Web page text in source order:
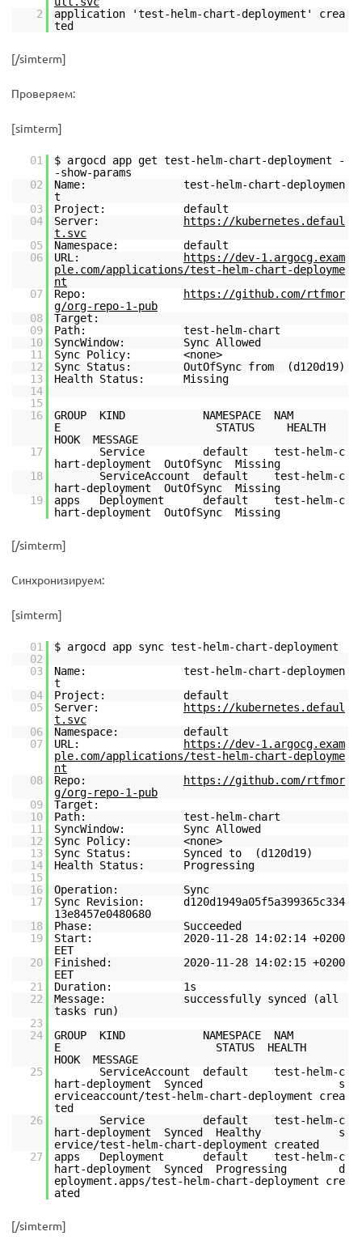
2
application 'test-helm-chart-deployment' crea
ted
[/simterm]
Проверяем:
[simterm]
01
$ argocd app get test-helm-chart-deployment -
-show-params
02
Name: test-helm-chart-deploymen
t
03
Project: default
04
Server:
https://kubernetes.defaul
t.svc
05
Namespace: default
06
URL:
https://dev-1.argocg.exam
ple.com/applications/test-helm-chart-deployme
nt
07
Repo:
https://github.com/rtfmor
g/org-repo-1-pub
08
Target:
09
Path: test-helm-chart
10
SyncWindow: Sync Allowed
11
Sync Policy: <none>
12
Sync Status: OutOfSync from (d120d19)
13
Health Status: Missing
14
15
16
GROUP KIND NAMESPACE NAM
E STATUS HEALTH
HOOK MESSAGE
17
Service default test-helm-c
hart-deployment OutOfSync Missing
18
ServiceAccount default test-helm-c
hart-deployment OutOfSync Missing
19
apps Deployment default test-helm-c
hart-deployment OutOfSync Missing
[/simterm]
Синхронизируем:
[simterm]
01
$ argocd app sync test-helm-chart-deployment
02
03
Name: test-helm-chart-deploymen
t
04
Project: default
05
Server:
https://kubernetes.defaul
t.svc
06
Namespace: default
07
URL:
https://dev-1.argocg.exam
ple.com/applications/test-helm-chart-deployme
nt
08
Repo:
https://github.com/rtfmor
g/org-repo-1-pub
09
Target:
10
Path: test-helm-chart
11
SyncWindow: Sync Allowed
12
Sync Policy: <none>
13
Sync Status: Synced to (d120d19)
14
Health Status: Progressing
15
16
Operation: Sync
17
Sync Revision: d120d1949a05f5a399365c334
13e8457e0480680
18
Phase: Succeeded
19
Start: 2020-11-28 14:02:14 +0200
EET
20
Finished: 2020-11-28 14:02:15 +0200
EET
21
Duration: 1s
22
Message: successfully synced (all
tasks run)
23
24
GROUP KIND NAMESPACE NAM
E STATUS HEALTH
HOOK MESSAGE
25
ServiceAccount default test-helm-c
hart-deployment Synced s
erviceaccount/test-helm-chart-deployment crea
ted
26
Service default test-helm-c
hart-deployment Synced Healthy s
ervice/test-helm-chart-deployment created
27
apps Deployment default test-helm-c
hart-deployment Synced Progressing d
eployment.apps/test-helm-chart-deployment cre
ated
[/simterm]